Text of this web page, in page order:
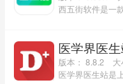
医学界医
版本： 8.8.2